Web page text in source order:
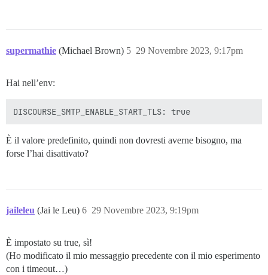
supermathie (Michael Brown) 29 Novembre 2023, 9:17pm
5
Hai nell’env:
È il valore predefinito, quindi non dovresti averne bisogno, ma
forse l’hai disattivato?
jaileleu (Jai le Leu) 29 Novembre 2023, 9:19pm
6
È impostato su true, sì!
(Ho modificato il mio messaggio precedente con il mio esperimento
con i timeout…)